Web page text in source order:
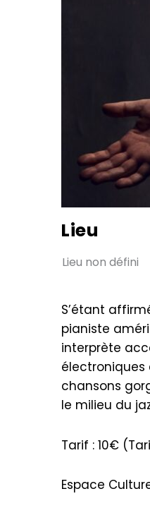
Lieu
Lieu non défini
S’étant
pianiste
interprète
électroniques
chansons
le milieu du
Tarif : 10€
Espace